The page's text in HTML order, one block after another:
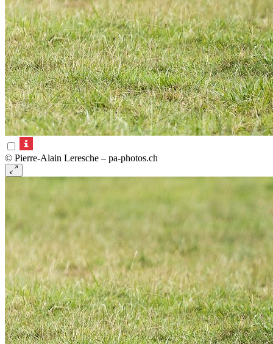
© Pierre-Alain Leresche – pa-photos.ch